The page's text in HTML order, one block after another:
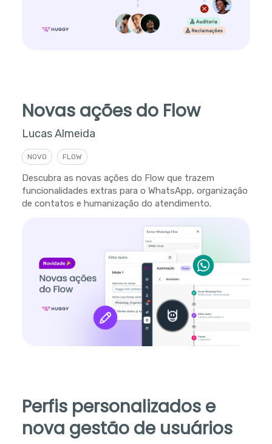
Novas ações do Flow
Lucas Almeida
NOVO FLOW
Descubra as novas ações do Flow que trazem
funcionalidades extras para o WhatsApp, organização
de contatos e humanização do atendimento.
Perfis personalizados e
nova gestão de usuários